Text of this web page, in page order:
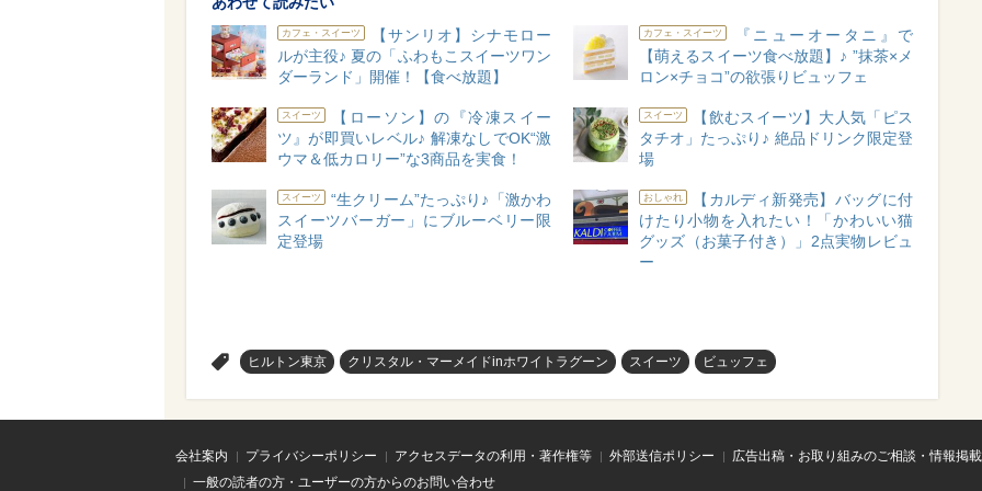
カフェ・スイーツ
【サンリオ】シナモロー
ルが主役♪ 夏の「ふわもこスイーツワン
ダーランド」開催！【食べ放題】
カフェ・スイーツ
『ニューオータニ』で
【萌えるスイーツ食べ放題】♪ ”抹茶×メ
ロン×チョコ”の欲張りビュッフェ
スイーツ
【ローソン】の『冷凍スイー
ツ』が即買いレベル♪ 解凍なしでOK“激
ウマ＆低カロリー”な3商品を実食！
スイーツ
【飲むスイーツ】大人気「ピス
タチオ」たっぷり♪ 絶品ドリンク限定登
場
スイーツ
“生クリーム”たっぷり♪「激かわ
スイーツバーガー」にブルーベリー限
定登場
おしゃれ
【カルディ新発売】バッグに付
けたり小物を入れたい！「かわいい猫
グッズ（お菓子付き）」2点実物レビュ
ー
ヒルトン東京 クリスタル・マーメイドinホワイトラグーン スイーツ ビュッフェ
会社案内 プライバシーポリシー アクセスデータの利用・著作権等 外部送信ポリシー
広告出稿・お取り組みのご相談・情報掲
一般の読者の方・ユーザーの方からのお問い合わせ